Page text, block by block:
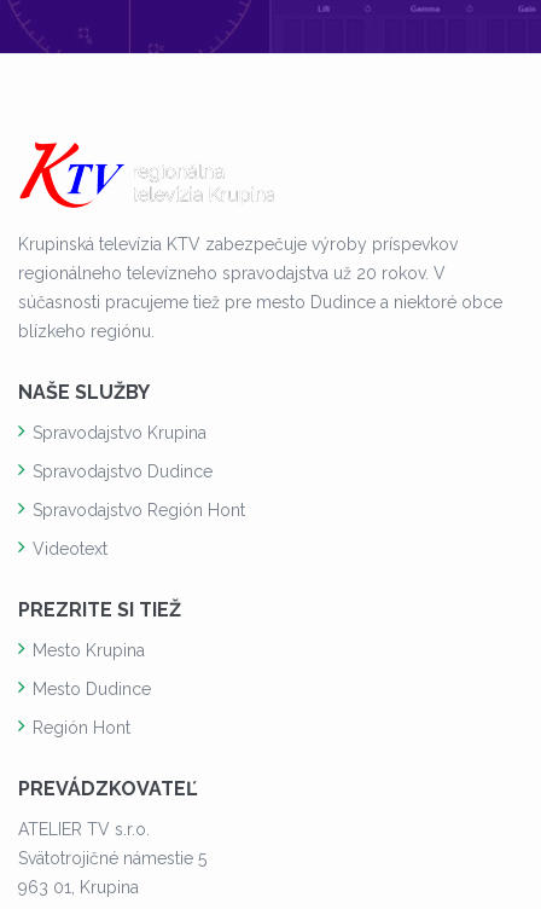
Krupinská televízia KTV zabezpečuje výroby príspevkov
regionálneho televízneho spravodajstva už 20 rokov. V
súčasnosti pracujeme tiež pre mesto Dudince a niektoré obce
blízkeho regiónu.
NAŠE SLUŽBY
Spravodajstvo Krupina
Spravodajstvo Dudince
Spravodajstvo Región Hont
Videotext
PREZRITE SI TIEŽ
Mesto Krupina
Mesto Dudince
Región Hont
PREVÁDZKOVATEĽ
ATELIER TV s.r.o.
Svätotrojičné námestie 5
963 01, Krupina